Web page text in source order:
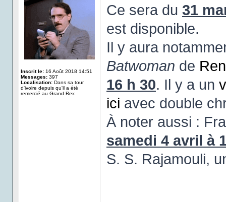
Inscrit le: 16 Août 2018 14:51
Messages: 397
Localisation: Dans sa tour
d'ivoire depuis qu'il a été
remercié au Grand Rex
Ce sera du 31
est disponible.
Il y aura
Batwoman de
16 h 30. Il y a un
ici avec double
À noter aussi :
samedi 4 avril à
S. S. Rajamouli,